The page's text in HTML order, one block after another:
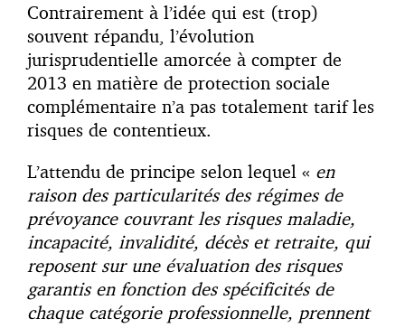
Contrairement à l’idée qui est (trop)
souvent répandu, l’évolution
jurisprudentielle amorcée à compter de
2013 en matière de protection sociale
complémentaire n’a pas totalement tarif les
risques de contentieux.
L’attendu de principe selon lequel « en
raison des particularités des régimes de
prévoyance couvrant les risques maladie,
incapacité, invalidité, décès et retraite, qui
reposent sur une évaluation des risques
garantis en fonction des spécificités de
chaque catégorie professionnelle, prennent